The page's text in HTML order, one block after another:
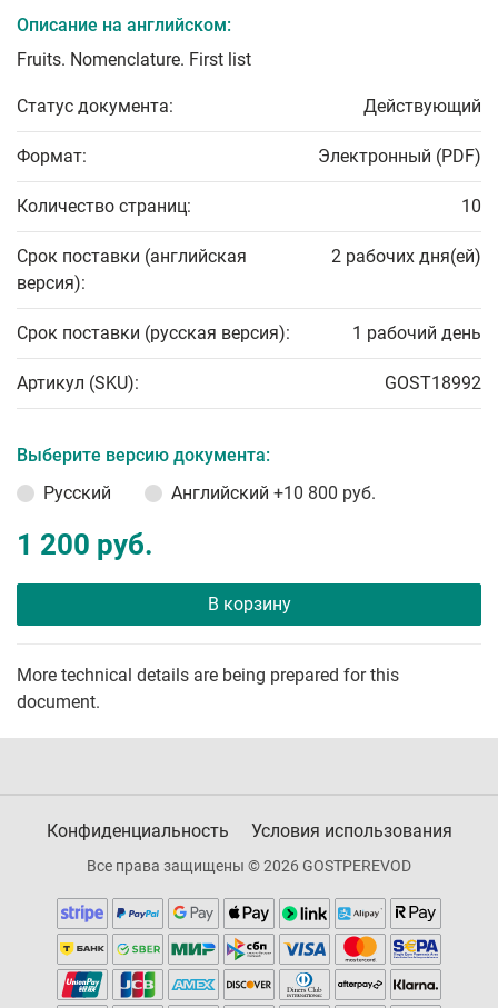
Описание на английском:
Fruits. Nomenclature. First list
Статус документа: Действующий
Формат: Электронный (PDF)
Количество страниц: 10
Срок поставки (английская
версия):
2 рабочих дня(ей)
Срок поставки (русская версия): 1 рабочий день
Артикул (SKU): GOST18992
Выберите версию документа:
Русский
Английский +10 800 руб.
1 200 руб.
В корзину
More technical details are being prepared for this
document.
Конфиденциальность Условия использования
Все права защищены © 2026 GOSTPEREVOD